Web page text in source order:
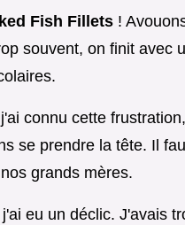
Fish Fillets !
souvent, on finit avec
connu cette
se prendre la tête. Il
grands mères.
eu un déclic. J'avais